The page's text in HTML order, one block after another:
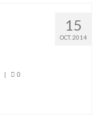
15
OCT. 2014
| 0